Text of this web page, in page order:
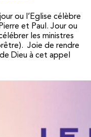
ou l’Eglise célèbre
et Paul. Jour ou
les ministres
Joie de rendre
Dieu à cet appel